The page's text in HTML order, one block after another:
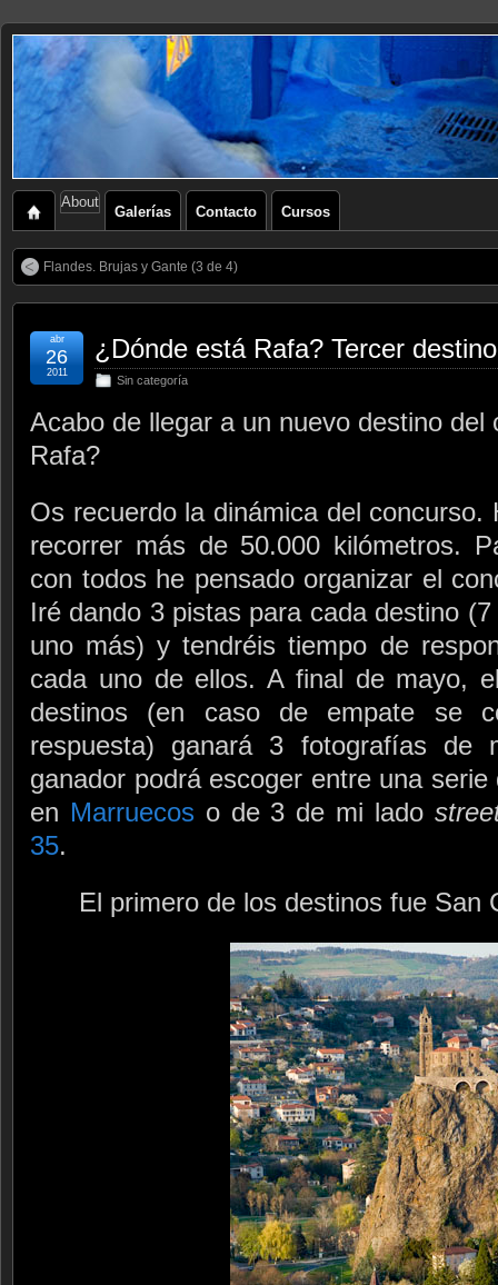
About
Galerías Contacto Cursos
Flandes. Brujas y Gante (3 de 4)
¿Dónde está Rafa? Tercer destino
Sin categoría
abr
26
2011
Acabo de llegar a un nuevo destino
Rafa?
Os recuerdo la dinámica del
recorrer más de 50.000 kilómetros.
con todos he pensado organizar el
Iré dando 3 pistas para cada destino
uno más) y tendréis tiempo de
cada uno de ellos. A final de mayo,
destinos (en caso de empate se
respuesta) ganará 3 fotografías de
ganador podrá escoger entre una
en Marruecos o de 3 de mi lado
35.
El primero de los destinos fue San